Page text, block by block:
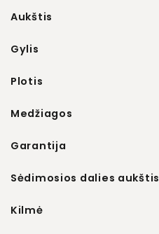
Aukštis
Gylis
Plotis
Medžiagos
Garantija
Sėdimosios dalies aukštis
Kilmė